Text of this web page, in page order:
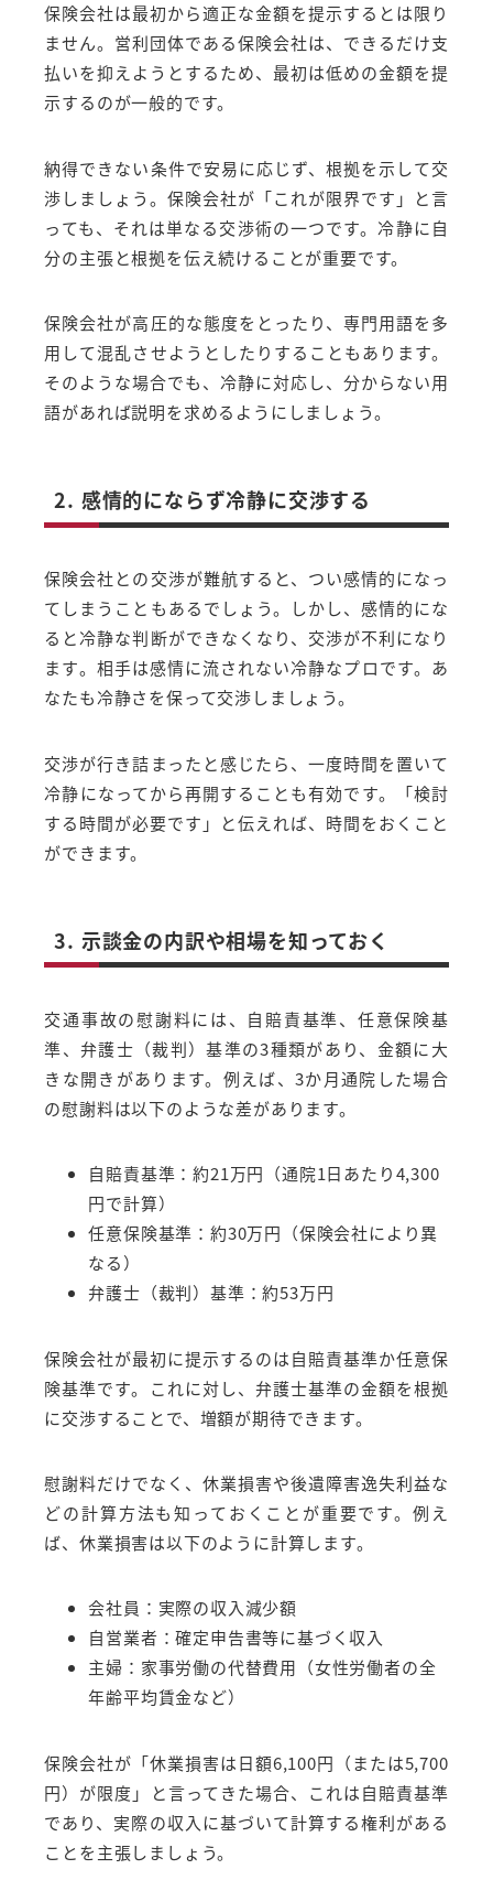
保険会社は最初から適正な金額を提示するとは限り
ません。営利団体である保険会社は、できるだけ支
払いを抑えようとするため、最初は低めの金額を提
示するのが一般的です。
納得できない条件で安易に応じず、根拠を示して交
渉しましょう。保険会社が「これが限界です」と言
っても、それは単なる交渉術の一つです。冷静に自
分の主張と根拠を伝え続けることが重要です。
保険会社が高圧的な態度をとったり、専門用語を多
用して混乱させようとしたりすることもあります。
そのような場合でも、冷静に対応し、分からない用
語があれば説明を求めるようにしましょう。
2. 感情的にならず冷静に交渉する
保険会社との交渉が難航すると、つい感情的になっ
てしまうこともあるでしょう。しかし、感情的にな
ると冷静な判断ができなくなり、交渉が不利になり
ます。相手は感情に流されない冷静なプロです。あ
なたも冷静さを保って交渉しましょう。
交渉が行き詰まったと感じたら、一度時間を置いて
冷静になってから再開することも有効です。「検討
する時間が必要です」と伝えれば、時間をおくこと
ができます。
3. 示談金の内訳や相場を知っておく
交通事故の慰謝料には、自賠責基準、任意保険基
準、弁護士（裁判）基準の3種類があり、金額に大
きな開きがあります。例えば、3か月通院した場合
の慰謝料は以下のような差があります。
自賠責基準：約21万円（通院1日あたり4,300
円で計算）
任意保険基準：約30万円（保険会社により異
なる）
弁護士（裁判）基準：約53万円
保険会社が最初に提示するのは自賠責基準か任意保
険基準です。これに対し、弁護士基準の金額を根拠
に交渉することで、増額が期待できます。
慰謝料だけでなく、休業損害や後遺障害逸失利益な
どの計算方法も知っておくことが重要です。例え
ば、休業損害は以下のように計算します。
会社員：実際の収入減少額
自営業者：確定申告書等に基づく収入
主婦：家事労働の代替費用（女性労働者の全
年齢平均賃金など）
保険会社が「休業損害は日額6,100円（または5,700
円）が限度」と言ってきた場合、これは自賠責基準
であり、実際の収入に基づいて計算する権利がある
ことを主張しましょう。